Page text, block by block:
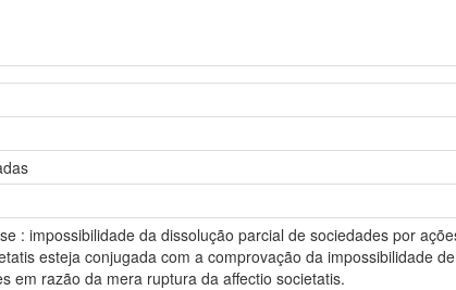
: impossibilidade da dissolução parcial de sociedades por
esteja conjugada com a comprovação da impossibilidade
em razão da mera ruptura da affectio societatis.